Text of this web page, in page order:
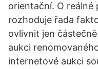
orientační. O reálné
rozhoduje řada
ovlivnit jen
aukci
internetové aukci